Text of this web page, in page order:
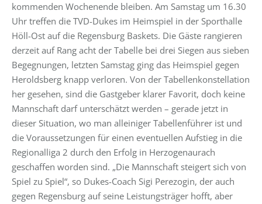
kommenden Wochenende bleiben. Am Samstag um 16.30
Uhr treffen die TVD-Dukes im Heimspiel in der Sporthalle
Höll-Ost auf die Regensburg Baskets. Die Gäste rangieren
derzeit auf Rang acht der Tabelle bei drei Siegen aus sieben
Begegnungen, letzten Samstag ging das Heimspiel gegen
Heroldsberg knapp verloren. Von der Tabellenkonstellation
her gesehen, sind die Gastgeber klarer Favorit, doch keine
Mannschaft darf unterschätzt werden – gerade jetzt in
dieser Situation, wo man alleiniger Tabellenführer ist und
die Voraussetzungen für einen eventuellen Aufstieg in die
Regionalliga 2 durch den Erfolg in Herzogenaurach
geschaffen worden sind. „Die Mannschaft steigert sich von
Spiel zu Spiel“, so Dukes-Coach Sigi Perezogin, der auch
gegen Regensburg auf seine Leistungsträger hofft, aber